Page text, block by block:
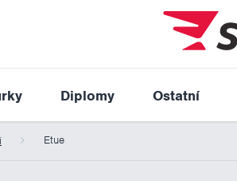
Diplomy Ostatní
Etue